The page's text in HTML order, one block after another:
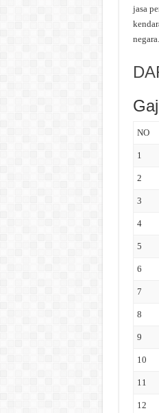
jasa
NO
1
2
3
4
5
6
7
8
9
10
11
12